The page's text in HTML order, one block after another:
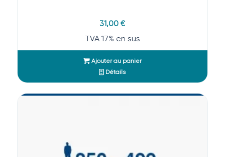
31,00€
TVA 17% en sus
Ajouter au panier
Détails